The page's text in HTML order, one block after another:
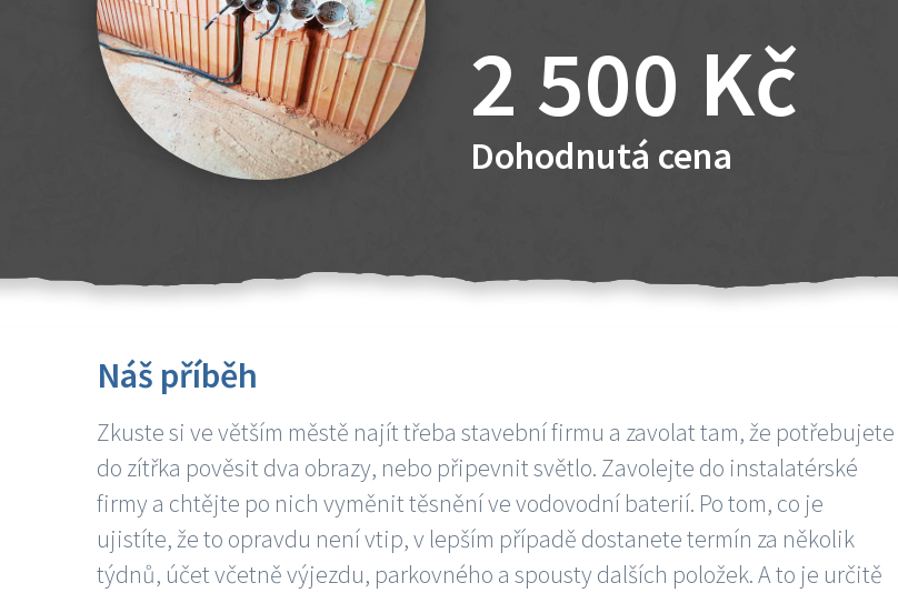
2 500 Kč
Dohodnutá cena
Náš příběh
Zkuste si ve větším městě najít třeba stavební firmu a zavolat tam, že potřebujete
do zítřka pověsit dva obrazy, nebo připevnit světlo. Zavolejte do instalatérské
firmy a chtějte po nich vyměnit těsnění ve vodovodní baterií. Po tom, co je
ujistíte, že to opravdu není vtip, v lepším případě dostanete termín za několik
týdnů, účet včetně výjezdu, parkovného a spousty dalších položek. A to je určitě